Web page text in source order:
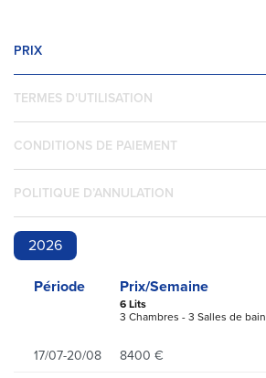
PRIX
TERMES D'UTILISATION
CONDITIONS DE PAIEMENT
POLITIQUE D’ANNULATION
2026
Période Prix/Semaine
6 Lits
3 Chambres - 3 Salles de bain
17/07-20/08 8400 €